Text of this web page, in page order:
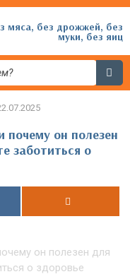
мяса, без дрожжей, без
муки, без яиц
почему он полезен
заботиться о